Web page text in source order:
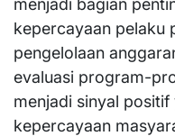
kepercayaan pelaku
pengelolaan
evaluasi program-
menjadi sinyal
kepercayaan